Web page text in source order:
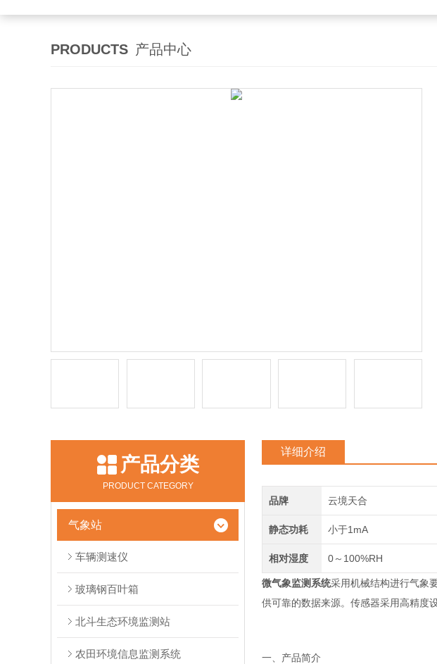
PRODUCTS 产品中心
产品分类
PRODUCT CATEGORY
气象站
车辆测速仪
玻璃钢百叶箱
北斗生态环境监测站
农田环境信息监测系统
详细介绍
品牌 云境天合
静态功耗 小于1mA
相对湿度 0～100%RH
微气象监测系统采用机械结构进行气象
供可靠的数据来源。传感器采用高精度
一、产品简介